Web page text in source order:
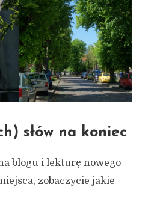
słów na koniec
blogu i lekturę nowego
zobaczycie jakie